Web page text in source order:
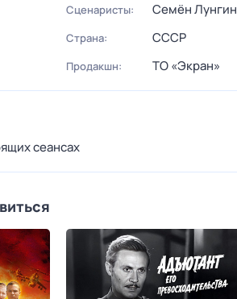
Сценаристы: Семён Лунгин
Страна: СССР
Продакшн: ТО «Экран»
сеансах